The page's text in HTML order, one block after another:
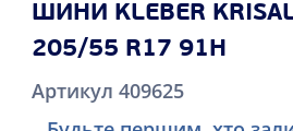
ШИНИ KLEBER
205/55 R17 91H
Артикул 409625